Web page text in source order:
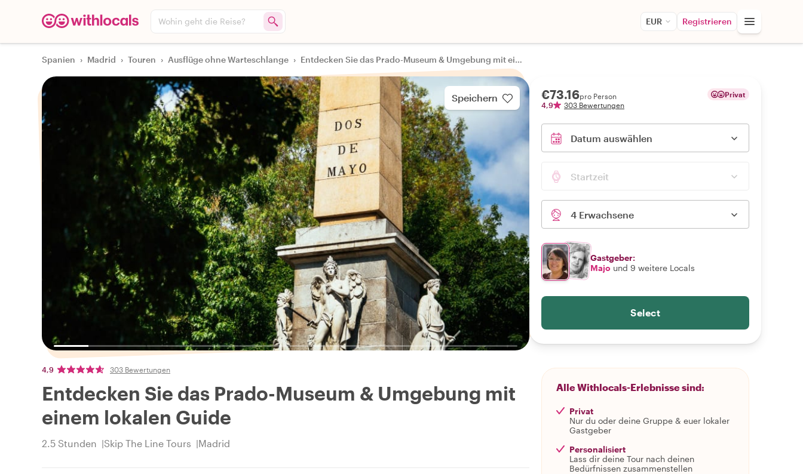
Wohin geht die Reise? EUR Registrieren
Spanien › Madrid › Touren › Ausflüge ohne Warteschlange › Entdecken Sie das Prado-Museum & Umgebung mit einem lokalen Guide
Speichern
4,9 303 Bewertungen
Entdecken Sie das Prado-Museum & Umgebung mit
einem lokalen Guide
2.5 Stunden Skip The Line Tours Madrid
€73.16pro Person
4,9
303 Bewertungen
Privat
Datum auswählen
Startzeit
4 Erwachsene
Gastgeber:
Majo und 9 weitere Locals
Select
Alle Withlocals-Erlebnisse sind:
Privat
Nur du oder deine Gruppe & euer lokaler
Gastgeber
Personalisiert
Lass dir deine Tour nach deinen
Bedürfnissen zusammenstellen